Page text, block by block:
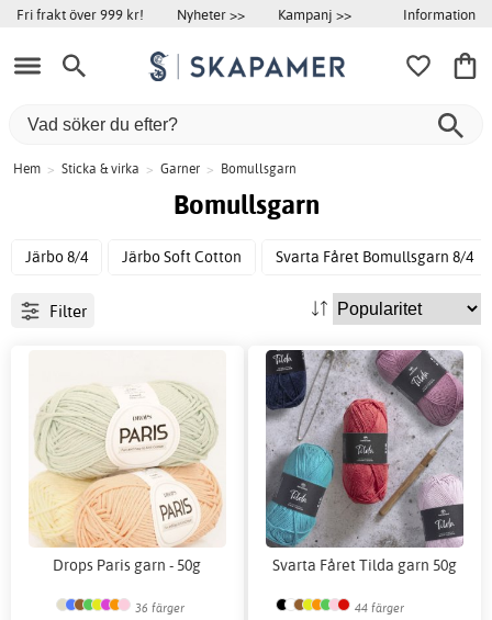
Fri frakt över 999 kr! Nyheter >> Kampanj >> Information
Hem > Sticka & virka > Garner > Bomullsgarn
Bomullsgarn
Järbo 8/4 Järbo Soft Cotton Svarta Fåret Bomullsgarn 8/4
Filter
Drops Paris garn - 50g
36 färger
Svarta Fåret Tilda garn 50g
44 färger